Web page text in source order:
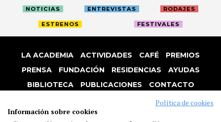
NOTICIAS ENTREVISTAS RODAJES
ESTRENOS FESTIVALES
LA ACADEMIA ACTIVIDADES CAFÉ
PREMIOS
PRENSA
FUNDACIÓN RESIDENCIAS
AYUDAS
BIBLIOTECA
PUBLICACIONES
CONTACTO
COOKIES
Política de cookies
Información sobre cookies